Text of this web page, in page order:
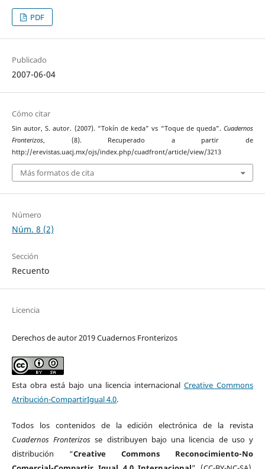
PDF
Publicado
2007-06-04
Cómo citar
Sin autor, S. autor. (2007). “Tokín de keda” vs “Toque de queda”.Cuadernos
Fronterizos, (8). Recuperado a partir de
http://erevistas.uacj.mx/ojs/index.php/cuadfront/article/view/3213
Más formatos de cita
Número
Núm. 8 (2)
Sección
Recuento
Licencia
Derechos de autor 2019 Cuadernos Fronterizos
Esta obra está bajo una licencia internacional Creative Commons
Atribución-CompartirIgual 4.0.
Todos los contenidos de la edición electrónica de la revista
Cuadernos Fronterizos se distribuyen bajo una licencia de uso y
distribución “Creative Commons Reconocimiento-No